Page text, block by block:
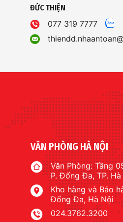
ĐỨC THIỆN
077 319 7777
VĂN PHÒNG HÀ NỘI
Văn Phòng: Tầng
P. Đống Đa, TP. Hà
Kho hàng và Bảo
Đống Đa, Hà Nội
024.3762.3200